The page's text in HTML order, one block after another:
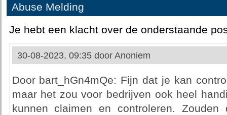
Abuse Melding
Je hebt een klacht over de onderstaande
30-08-2023, 09:35 door Anoniem
Door bart_hGn4mQe: Fijn dat je kan
maar het zou voor bedrijven ook heel
kunnen claimen en controleren.